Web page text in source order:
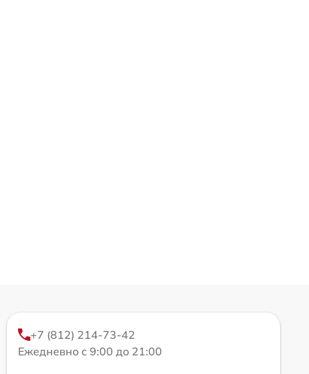
+7 (812) 214-73-42
Ежедневно с 9:00 до 21:00